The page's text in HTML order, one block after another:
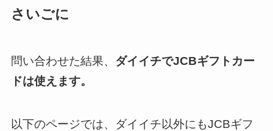
さいごに
問い合わせた結果、 ダイイチでJCBギフトカー
ドは使えます。
以下のページでは、ダイイチ以外にもJCBギフ